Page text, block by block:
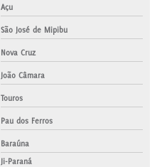
Açu
São José de Mipibu
Nova Cruz
João Câmara
Touros
Pau dos Ferros
Baraúna
Ji-Paraná